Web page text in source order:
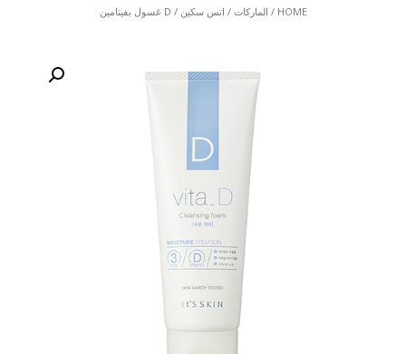
HOME
/ الماركات / اتس سكين / D غسول بفيتامين